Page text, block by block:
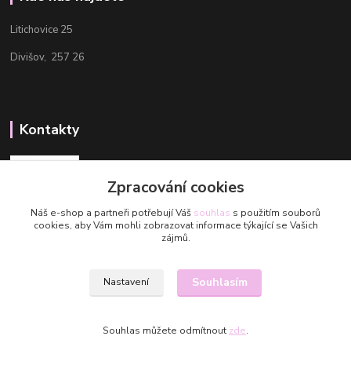
Litichovice 25
Divišov, 257 26
Kontakty
Aneta
Aneta@valmuegarn.com
Zpracování cookies
Náš e-shop a partneři potřebují Váš souhlas s použitím souborů
cookies, aby Vám mohli zobrazovat informace týkající se Vašich
zájmů.
Nastavení Souhlasím
Souhlas můžete odmítnout zde.